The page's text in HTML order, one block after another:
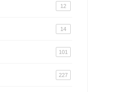
12
14
101
227